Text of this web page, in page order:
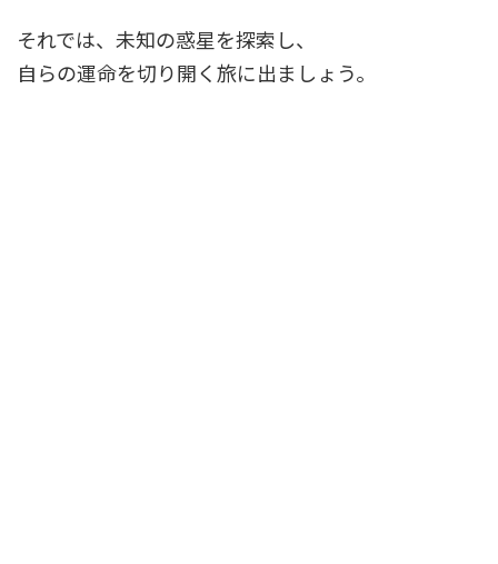
それでは、未知の惑星を探索し、
自らの運命を切り開く旅に出ましょう。